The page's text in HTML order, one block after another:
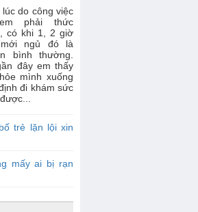
lúc do công việc
phải thức
có khi 1, 2 giờ
ngủ đó là
bình thường.
đây em thấy
mình xuống
đi khám sức
trẻ lặn lội xin
mấy ai bị rạn